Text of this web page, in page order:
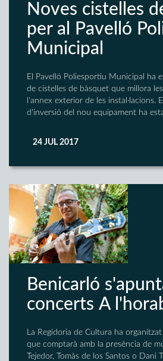
Noves cistelles
per al Pavelló
Municipal
El Pavelló Poliesportiu Municipal ha
de cistelles de bàsquet que millora
l'annex exterior de les instal·lacions.
d'inversió del nou equipament ha
24 JUL 2017
Benicarló
concerts A
La Regidoria de Cultura ha
que comptarà amb la presència de
Tejedor, Tomàs de los Santos o Dani